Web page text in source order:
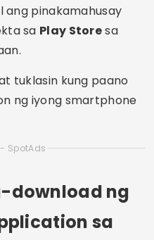
pinakamahusay
sa Play Storesa
tuklasin kung paano
ng iyong smartphone
SpotAds
download ng
sa